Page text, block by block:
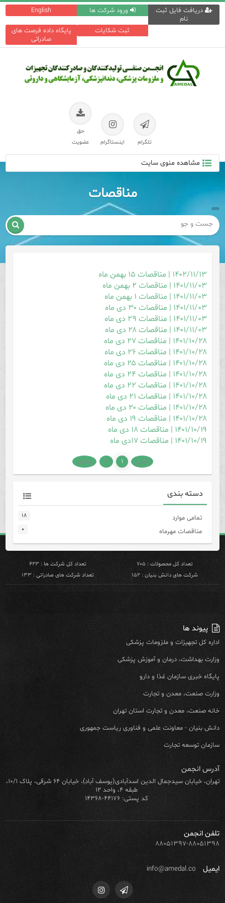
English ورود شرکت ها
دریافت فایل ثبت
نام
پایگاه داده فرصت های
صادراتی
ثبت شکایات
تلگرام اینستاگرام
حق
عضویت
مشاهده منوی سایت
مناقصات

۱۴۰۲/۱۱/۱۳ | مناقصات ۱۵ بهمن ماه
۱۴۰۱/۱۱/۰۳ | مناقصات ۲ بهمن ماه
۱۴۰۱/۱۱/۰۳ | مناقصات ۱ بهمن ماه
۱۴۰۱/۱۱/۰۳ | مناقصات ۳۰ دی ماه
۱۴۰۱/۱۱/۰۳ | مناقصات ۲۹ دی ماه
۱۴۰۱/۱۱/۰۳ | مناقصات ۲۸ دی ماه
۱۴۰۱/۱۰/۲۸ | مناقصات ۲۷ دی ماه
۱۴۰۱/۱۰/۲۸ | مناقصات ۲۶ دی ماه
۱۴۰۱/۱۰/۲۸ | مناقصات ۲۵ دی ماه
۱۴۰۱/۱۰/۲۸ | مناقصات ۲۴ دی ماه
۱۴۰۱/۱۰/۲۸ | مناقصات ۲۲ دی ماه
۱۴۰۱/۱۰/۲۸ | مناقصات ۲۱ دی ماه
۱۴۰۱/۱۰/۲۸ | مناقصات ۲۰ دی ماه
۱۴۰۱/۱۰/۲۸ | مناقصات ۱۹ دی ماه
۱۴۰۱/۱۰/۱۹ | مناقصات ۱۸ دی ماه
۱۴۰۱/۱۰/۱۹ | مناقصات ۱۷دی ماه
قبلی ۱ ۲ بعدی
دسته بندی
تمامی موارد ۱۸
مناقصات مهرماه ۰
تعداد کل محصولات : ۷۰۵
تعداد کل شرکت ها : ۴۲۳
شرکت های دانش بنیان : ۱۵۲
تعداد شرکت های صادراتی : ۱۳۳
پیوند ها
اداره کل تجهیزات و ملزومات پزشکی
وزارت بهداشت، درمان و آموزش پزشکی
پایگاه خبری سازمان غذا و دارو
وزارت صنعت، معدن و تجارت
خانه صنعت، معدن و تجارت استان تهران
دانش بنیان - معاونت علمی و فناوری ریاست جمهوری
سازمان توسعه تجارت
آدرس انجمن
تهران، خیابان سیدجمال الدین اسدآبادی(یوسف آباد)، خیابان ۶۴ شرقی، پلاک ۱۰/۱،
طبقه ۴، واحد ۱۲
کد پستی: ۴۴۱۷۶-۱۴۳۶۸
تلفن انجمن
۸۸۰۵۱۳۹۷-۸۸۰۵۱۳۹۸
ایمیل info@amedal.co